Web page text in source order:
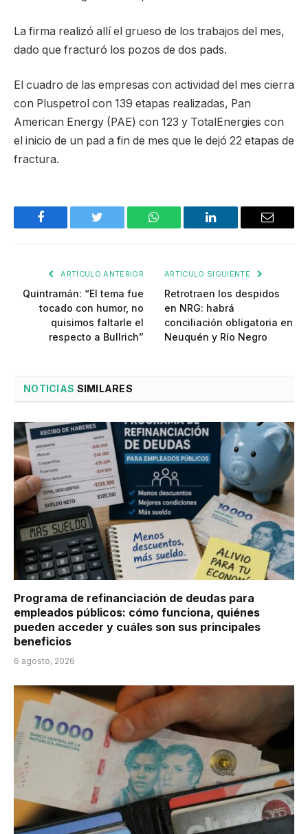
La firma realizó allí el grueso de los trabajos del mes,
dado que fracturó los pozos de dos pads.
El cuadro de las empresas con actividad del mes cierra
con Pluspetrol con 139 etapas realizadas, Pan
American Energy (PAE) con 123 y TotalEnergies con
el inicio de un pad a fin de mes que le dejó 22 etapas de
fractura.
Facebook Twitter WhatsApp LinkedIn Email
ARTÍCULO ANTERIOR
Quintramán: “El tema fue
tocado con humor, no
quisimos faltarle el
respecto a Bullrich”
ARTÍCULO SIGUIENTE
Retrotraen los despidos
en NRG: habrá
conciliación obligatoria en
Neuquén y Río Negro
NOTICIAS SIMILARES
Programa de refinanciación de deudas para
empleados públicos: cómo funciona, quiénes
pueden acceder y cuáles son sus principales
beneficios
6 agosto, 2026